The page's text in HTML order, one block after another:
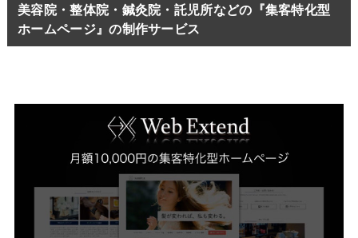
美容院・整体院・鍼灸院・託児所などの『集客特化型
ホームページ』の制作サービス